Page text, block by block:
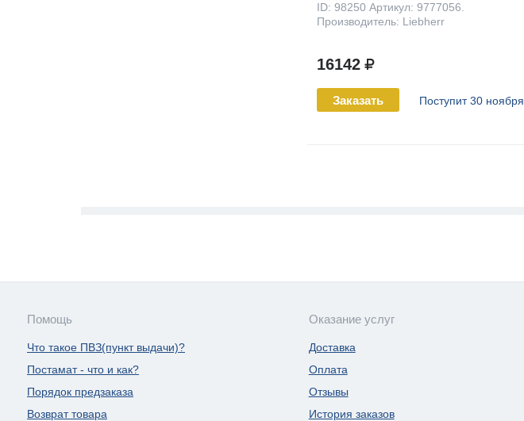
ID: 98250 Артикул: 9777056.
Производитель: Liebherr
16142
Заказать Поступит 30 ноября
Помощь
Что такое ПВЗ(пункт выдачи)?
Постамат - что и как?
Порядок предзаказа
Возврат товара
Оказание услуг
Доставка
Оплата
Отзывы
История заказов